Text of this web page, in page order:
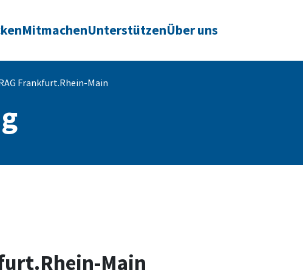
MitmachenUnterstützenÜber uns
Frankfurt.Rhein-Main
Main